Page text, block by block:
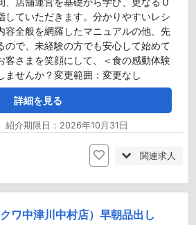
していただきます。分かりやすいレシ
容全般を網羅したマニュアルの他、先
ので、未経験の方でも安心して始めて
客さまを笑顔にして、＜食の感動体験
ませんか？変更範囲：変更なし
詳細を見る
介期限日：2026年10月31日
関連求人
ワ中津川中村店）早朝品出し